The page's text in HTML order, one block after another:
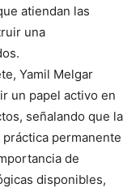
atiendan las
una
Yamil Melgar
un papel activo en
señalando que la
permanente
de
disponibles,